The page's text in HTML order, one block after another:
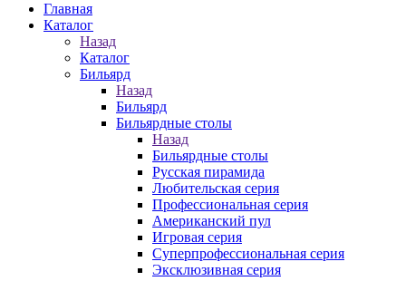
Главная
Каталог
Назад
Каталог
Бильярд
Назад
Бильярд
Бильярдные столы
Назад
Бильярдные столы
Русская пирамида
Любительская серия
Профессиональная серия
Американский пул
Игровая серия
Суперпрофессиональная серия
Эксклюзивная серия